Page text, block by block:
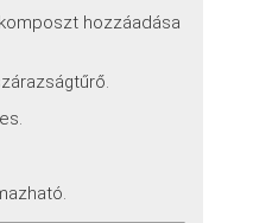
hozzáadása